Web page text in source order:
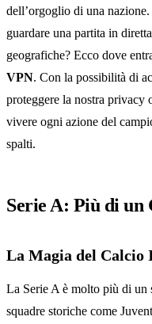
dell’orgoglio di una
guardare una partita in
geografiche? Ecco dove
VPN. Con la possibilità di
proteggere la nostra
vivere ogni azione del
spalti.
Serie A: Più di un
La Magia del Calcio
La Serie A è molto più di un
squadre storiche come